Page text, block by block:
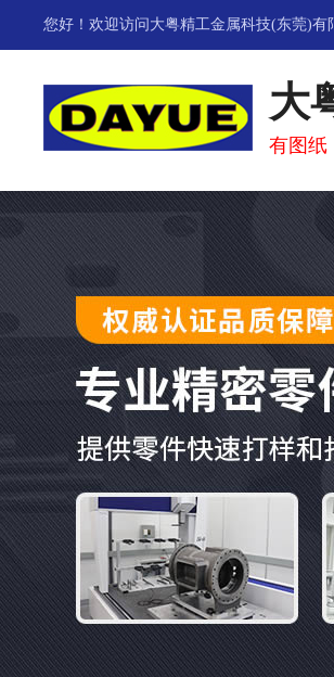
您好！欢迎访问大粤精工金属科技(东莞)有
大
有图纸